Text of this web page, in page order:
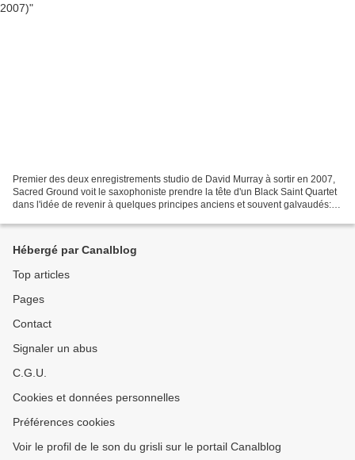
Premier des deux enregistrements studio de David Murray à sortir en 2007,
Sacred Ground voit le saxophoniste prendre la tête d'un Black Saint Quartet
dans l'idée de revenir à quelques principes anciens et souvent galvaudés:
Hébergé par Canalblog
Top articles
Pages
Contact
Signaler un abus
C.G.U.
Cookies et données personnelles
Préférences cookies
Voir le profil de le son du grisli sur le portail Canalblog